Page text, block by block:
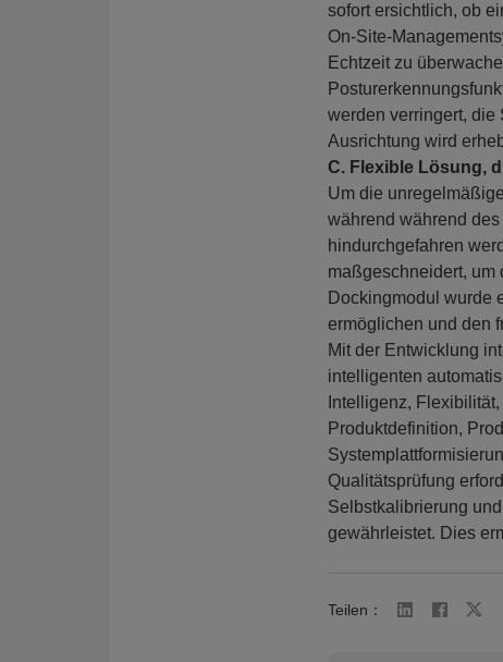
sofort ersichtlich, ob
On-Site-
Echtzeit zu
werden verringert,
Ausrichtung wird
C. Flexible Lösung,
Um die
während während
hindurchgefahren
maßgeschneidert,
Dockingmodul wurde
ermöglichen und den
Mit der Entwicklung
intelligenten
Intelligenz,
Produktdefinition,
Qualitätsprüfung
Selbstkalibrierung
gewährleistet. Dies
Teilen：